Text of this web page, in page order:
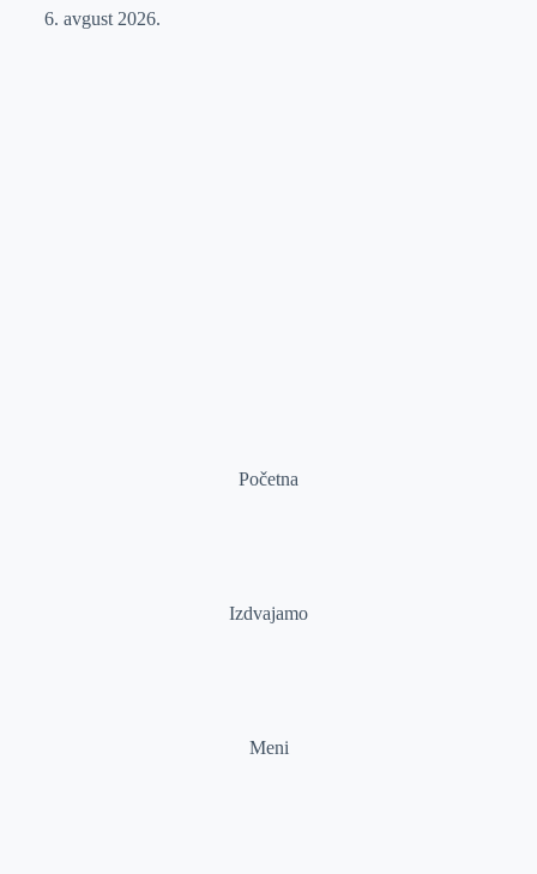
6. avgust 2026.
Početna
Izdvajamo
Meni